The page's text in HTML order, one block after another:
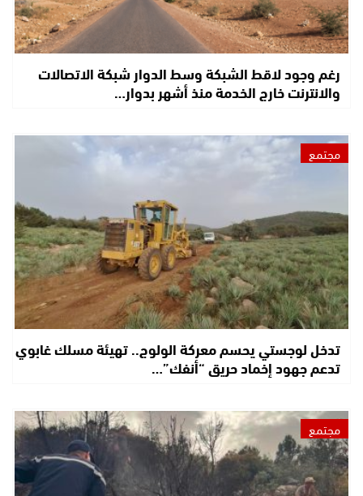
رغم وجود لاقط الشبكة وسط الدوار شبكة الاتصالات
والانترنت خارج الخدمة منذ أشهر بدوار…
مجتمع
تدخل لوجستي يحسم معركة الولوج.. تهيئة مسلك غابوي
تدعم جهود إخماد حريق “أنفك”…
مجتمع